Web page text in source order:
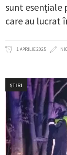
sunt esențiale
care au lucrat
1 APRILIE 2025
ȘTIRI